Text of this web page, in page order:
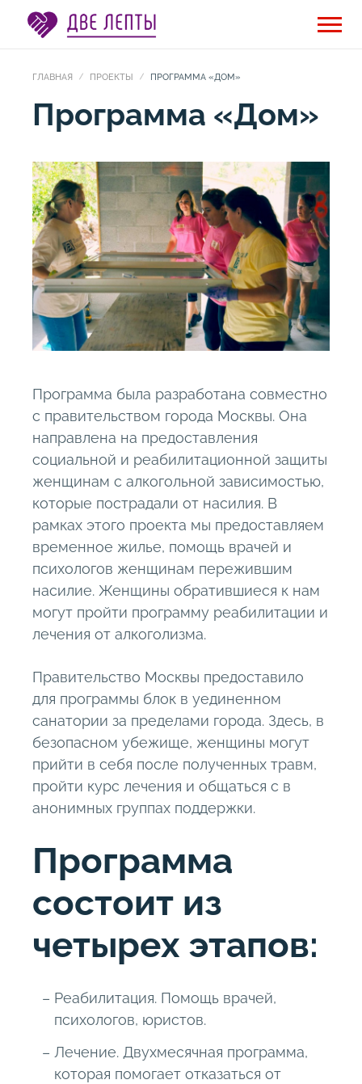
ГЛАВНАЯ ПРОЕКТЫ ПРОГРАММА «ДОМ»
Программа «Дом»
Программа была разработана совместно
с правительством города Москвы. Она
направлена на предоставления
социальной и реабилитационной защиты
женщинам с алкогольной зависимостью,
которые пострадали от насилия. В
рамках этого проекта мы предоставляем
временное жилье, помощь врачей и
психологов женщинам пережившим
насилие. Женщины обратившиеся к нам
могут пройти программу реабилитации и
лечения от алкоголизма.
Правительство Москвы предоставило
для программы блок в уединенном
санатории за пределами города. Здесь, в
безопасном убежище, женщины могут
прийти в себя после полученных травм,
пройти курс лечения и общаться с в
анонимных группах поддержки.
Программа
состоит из
четырех этапов:
Реабилитация. Помощь врачей,
психологов, юристов.
Лечение. Двухмесячная программа,
которая помогает отказаться от